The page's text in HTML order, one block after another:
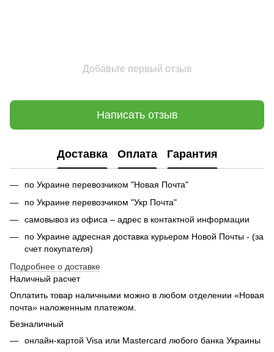
Добавьте первый отзыв
Написать отзыв
Доставка Оплата Гарантия
по Украине перевозчиком "Новая Почта"
по Украине перевозчиком "Укр Почта"
самовывоз из офиса – адрес в контактной информации
по Украине адресная доставка курьером Новой Почты - (за
счет покупателя)
Подробнее о доставке
Наличный расчет
Оплатить товар наличными можно в любом отделении «Новая
почта» наложенным платежом.
Безналичный
онлайн-картой Visa или Mastercard любого банка Украины